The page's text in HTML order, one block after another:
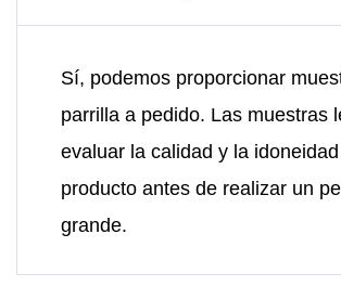
Sí, podemos proporcionar
parrilla a pedido. Las muestras
evaluar la calidad y la
producto antes de realizar un
grande.